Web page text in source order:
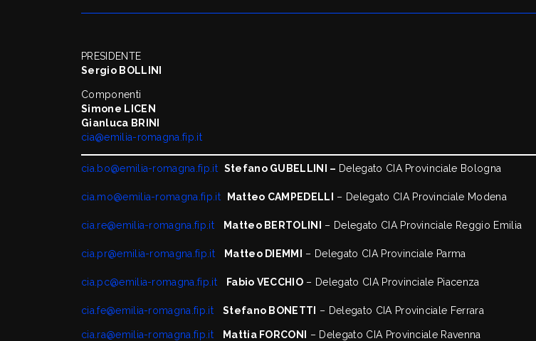
PRESIDENTE
Sergio BOLLINI
Componenti
Simone LICEN
Gianluca BRINI
cia@emilia-romagna.fip.it
cia.bo@emilia-romagna.fip.it Stefano GUBELLINI – Delegato CIA Provinciale Bologna
cia.mo@emilia-romagna.fip.it Matteo CAMPEDELLI – Delegato CIA Provinciale Modena
cia.re@emilia-romagna.fip.it Matteo BERTOLINI – Delegato CIA Provinciale Reggio Emilia
cia.pr@emilia-romagna.fip.it Matteo DIEMMI – Delegato CIA Provinciale Parma
cia.pc@emilia-romagna.fip.it Fabio VECCHIO – Delegato CIA Provinciale Piacenza
cia.fe@emilia-romagna.fip.it Stefano BONETTI – Delegato CIA Provinciale Ferrara
cia.ra@emilia-romagna.fip.it Mattia FORCONI – Delegato CIA Provinciale Ravenna